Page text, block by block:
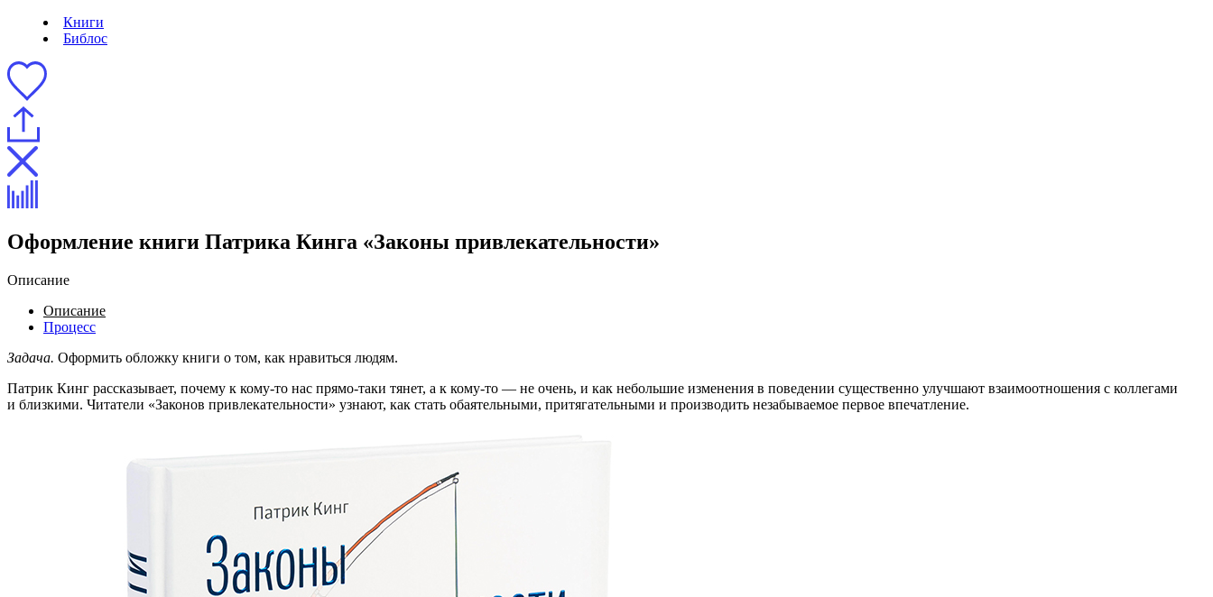
Книги
Библос
Оформление книги Патрика Кинга «Законы привлекательности»
Описание
Описание
Процесс
Задача. Оформить обложку книги о том, как нравиться людям.
Патрик Кинг рассказывает, почему к кому-то нас прямо-таки тянет, а к кому-то — не очень, и как небольшие изменения в поведении существенно улучшают взаимоотношения с коллегами
и близкими. Читатели «Законов привлекательности» узнают, как стать обаятельными, притягательными и производить незабываемое первое впечатление.